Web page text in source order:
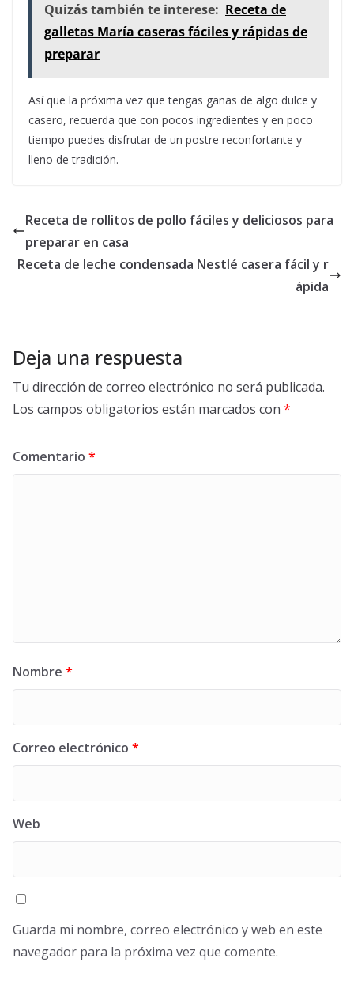
Quizás también te interese: Receta de
galletas María caseras fáciles y rápidas de
preparar
Así que la próxima vez que tengas ganas de algo dulce y
casero, recuerda que con pocos ingredientes y en poco
tiempo puedes disfrutar de un postre reconfortante y
lleno de tradición.
Receta de rollitos de pollo fáciles y deliciosos para
preparar en casa
Receta de leche condensada Nestlé casera fácil y r
ápida
Deja una respuesta
Tu dirección de correo electrónico no será publicada.
Los campos obligatorios están marcados con *
Comentario *
Nombre *
Correo electrónico *
Web
Guarda mi nombre, correo electrónico y web en este
navegador para la próxima vez que comente.